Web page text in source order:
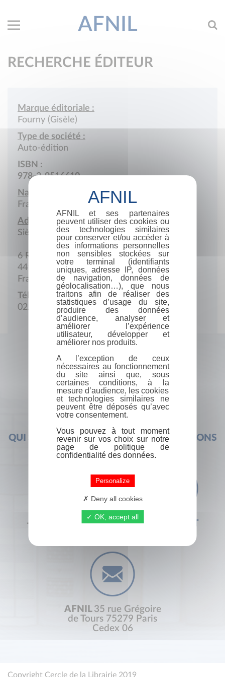
AFNIL
RECHERCHE ÉDITEUR
Marque éditoriale :
Fourny (Gisèle)
Type de société :
Auto-édition
ISBN :
978-2-9516610
Nationalité :
France
Adresse :
Siège social
6 Rue des Chênes-Rouges
44115 Basse-Goulaine
France
Téléphone :
02.40.03.52.08
QUI SOMMES-NOUS ?FOIRE AUX QUESTIONS
+33 (0) 1 44 41 29 19 CONTACT
AFNIL 35 rue Grégoire
de Tours 75279 Paris
Cedex 06
Copyright Cercle de la Librairie 2019
AFNIL et ses partenaires
peuvent utiliser des cookies ou
des technologies similaires
pour conserver et/ou accéder à
des informations personnelles
non sensibles stockées sur
votre terminal (identifiants
uniques, adresse IP, données
de navigation, données de
géolocalisation…), que nous
traitons afin de réaliser des
statistiques d’usage du site,
produire des données
d’audience, analyser et
améliorer l’expérience
utilisateur, développer et
améliorer nos produits.
A l’exception de ceux
nécessaires au fonctionnement
du site ainsi que, sous
certaines conditions, à la
mesure d’audience, les cookies
et technologies similaires ne
peuvent être déposés qu’avec
votre consentement.
Vous pouvez à tout moment
revenir sur vos choix sur notre
page de politique de
confidentialité des données.
Personalize
Deny all cookies
OK, accept all